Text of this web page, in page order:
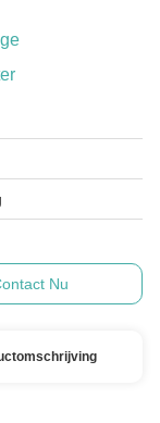
Nu